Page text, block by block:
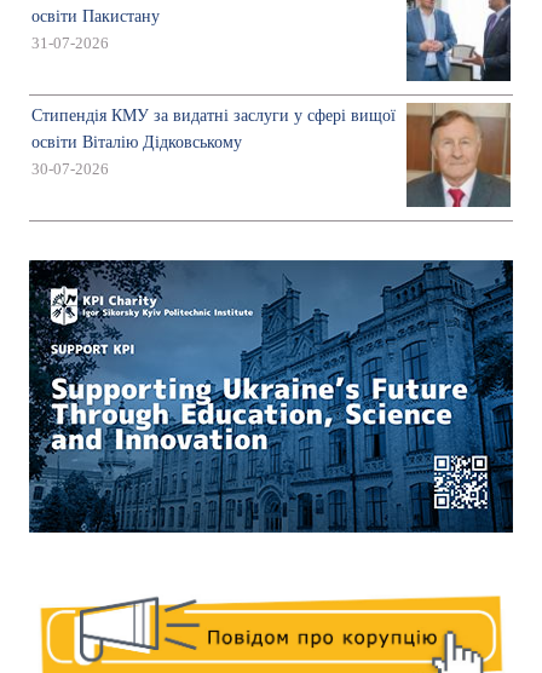
освіти Пакистану
31-07-2026
Стипендія КМУ за видатні заслуги у сфері вищої
освіти Віталію Дідковському
30-07-2026